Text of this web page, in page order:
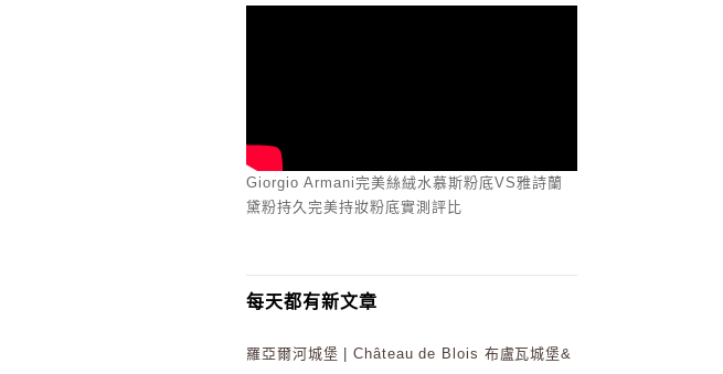
Giorgio Armani完美絲絨水慕斯粉底VS雅詩蘭
黛粉持久完美持妝粉底實測評比
每天都有新文章
羅亞爾河城堡 | Château de Blois 布盧瓦城堡&